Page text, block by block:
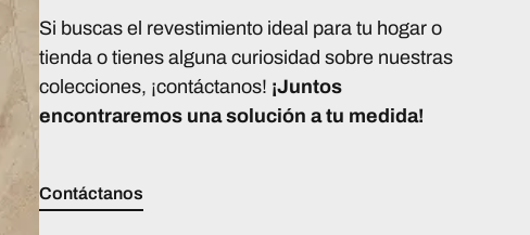
Si buscas el revestimiento ideal para tu hogar o
tienda o tienes alguna curiosidad sobre nuestras
colecciones, ¡contáctanos! ¡Juntos
encontraremos una solución a tu medida!
Contáctanos